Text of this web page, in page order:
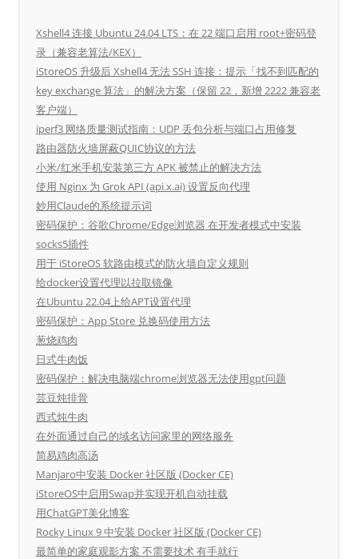
Xshell4 连接 Ubuntu 24.04 LTS：在 22 端口启用 root+密码登
录（兼容老算法/KEX）
iStoreOS 升级后 Xshell4 无法 SSH 连接：提示「找不到匹配的
key exchange 算法」的解决方案（保留 22，新增 2222 兼容老
客户端）
iperf3 网络质量测试指南：UDP 丢包分析与端口占用修复
路由器防火墙屏蔽QUIC协议的方法
小米/红米手机安装第三方 APK 被禁止的解决方法
使用 Nginx 为 Grok API (api.x.ai) 设置反向代理
妙用Claude的系统提示词
密码保护：谷歌Chrome/Edge浏览器 在开发者模式中安装
socks5插件
用于 iStoreOS 软路由模式的防火墙自定义规则
给docker设置代理以拉取镜像
在Ubuntu 22.04上给APT设置代理
密码保护：App Store 兑换码使用方法
葱烧鸡肉
日式牛肉饭
密码保护：解决电脑端chrome浏览器无法使用gpt问题
芸豆炖排骨
西式炖牛肉
在外面通过自己的域名访问家里的网络服务
简易鸡肉高汤
Manjaro中安装 Docker 社区版 (Docker CE)
iStoreOS中启用Swap并实现开机自动挂载
用ChatGPT美化博客
Rocky Linux 9 中安装 Docker 社区版 (Docker CE)
最简单的家庭观影方案 不需要技术 有手就行